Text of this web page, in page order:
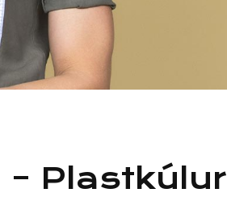
– Plastkúlur